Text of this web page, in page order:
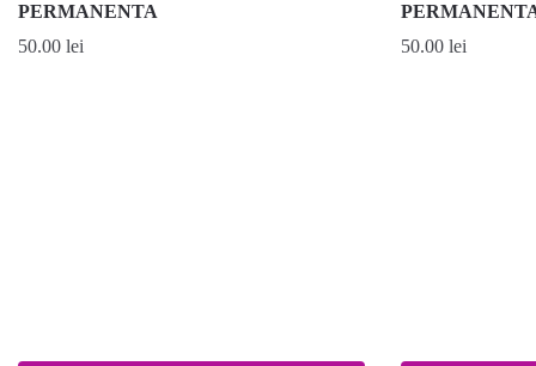
PERMANENTA
50.00 lei
50.00 lei